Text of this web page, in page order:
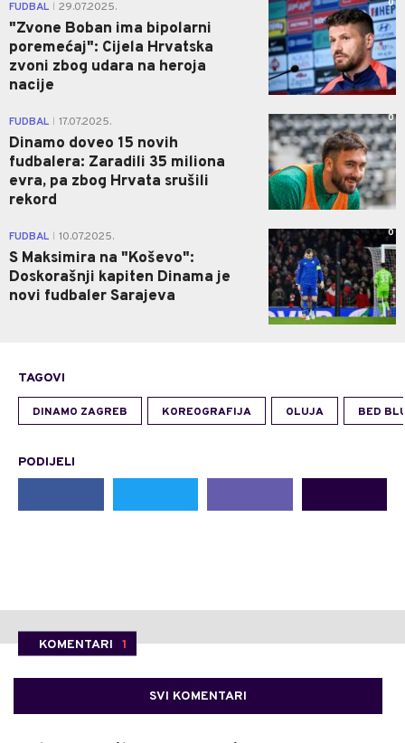
FUDBAL 29.07.2025.
"Zvone Boban ima bipolarni
poremećaj": Cijela Hrvatska
zvoni zbog udara na heroja
nacije
0
FUDBAL 17.07.2025.
Dinamo doveo 15 novih
fudbalera: Zaradili 35 miliona
evra, pa zbog Hrvata srušili
rekord
0
FUDBAL 10.07.2025.
S Maksimira na "Koševo":
Doskorašnji kapiten Dinama je
novi fudbaler Sarajeva
0
TAGOVI
DINAMO ZAGREB KOREOGRAFIJA OLUJA BED
PODIJELI
KOMENTARI 1
SVI KOMENTARI